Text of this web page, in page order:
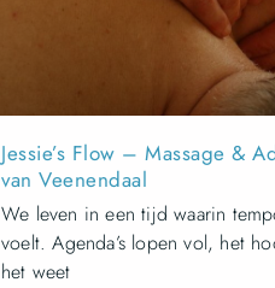
Jessie’s Flow – Massage &
van Veenendaal
We leven in een tijd waarin
voelt. Agenda’s lopen vol, het
het weet